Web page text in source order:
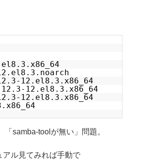
12.el8.3.x86_64
12.el8.3.x86_64
12.el8.3.x86_64
samba-toolが無い」問題。
アル見てみれば手動で